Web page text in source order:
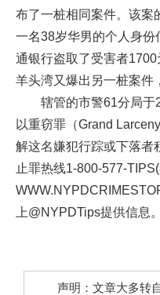
布了一桩相同案件。该案
一名38岁华男的个人身
通银行盗取了受害者1700
羊头湾又爆出另一桩案件
辖管的市警61分局于
以重窃罪（Grand
解这名嫌犯行踪或下落者
止罪热线1-800-577-
上@NYPDTips提供信息
声明：文章大多转自